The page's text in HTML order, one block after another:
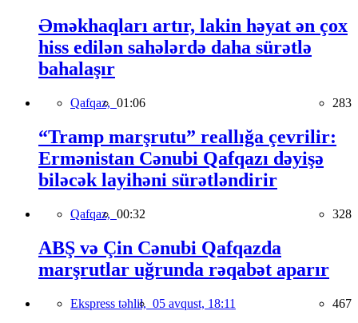
Əməkhaqları artır, lakin həyat ən çox
hiss edilən sahələrdə daha sürətlə
bahalaşır
Qafqaz, 01:06 283
“Tramp marşrutu” reallığa çevrilir:
Ermənistan Cənubi Qafqazı dəyişə
biləcək layihəni sürətləndirir
Qafqaz, 00:32 328
ABŞ və Çin Cənubi Qafqazda
marşrutlar uğrunda rəqabət aparır
Ekspress təhlil, 05 avqust, 18:11 467